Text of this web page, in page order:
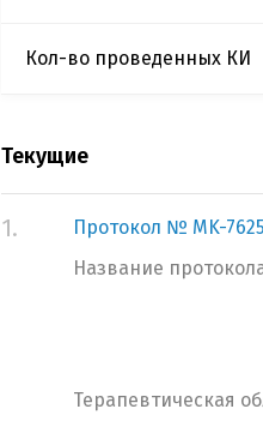
Кол-во проведенных КИ
Текущие
1.
Протокол № MK-
Название
Терапевтическая